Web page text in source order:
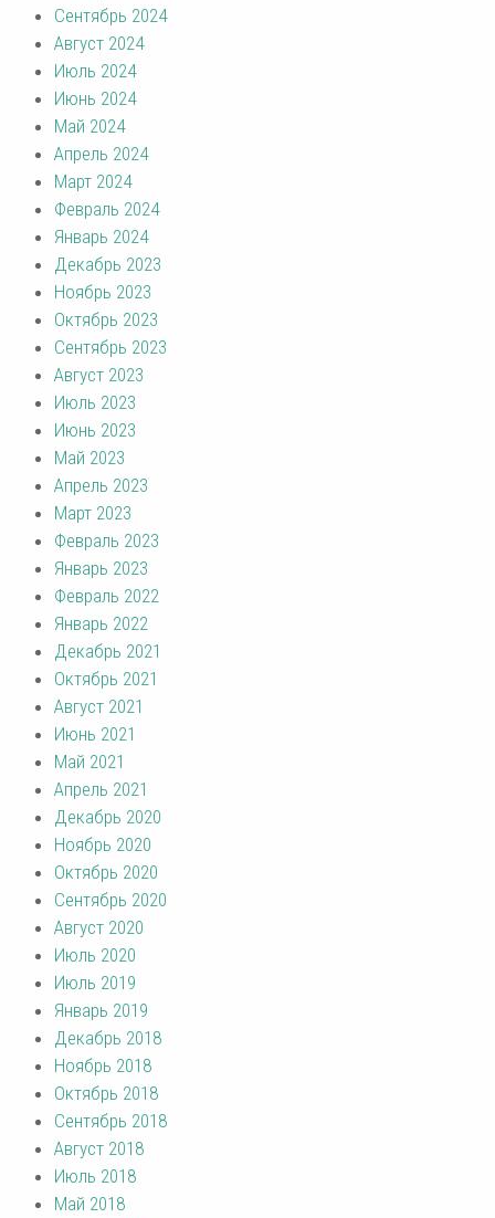
Сентябрь 2024
Август 2024
Июль 2024
Июнь 2024
Май 2024
Апрель 2024
Март 2024
Февраль 2024
Январь 2024
Декабрь 2023
Ноябрь 2023
Октябрь 2023
Сентябрь 2023
Август 2023
Июль 2023
Июнь 2023
Май 2023
Апрель 2023
Март 2023
Февраль 2023
Январь 2023
Февраль 2022
Январь 2022
Декабрь 2021
Октябрь 2021
Август 2021
Июнь 2021
Май 2021
Апрель 2021
Декабрь 2020
Ноябрь 2020
Октябрь 2020
Сентябрь 2020
Август 2020
Июль 2020
Июль 2019
Январь 2019
Декабрь 2018
Ноябрь 2018
Октябрь 2018
Сентябрь 2018
Август 2018
Июль 2018
Май 2018